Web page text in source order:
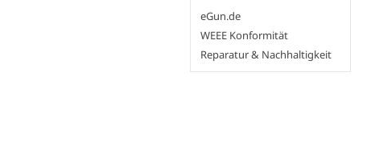
eGun.de
WEEE Konformität
Reparatur & Nachhaltigkeit